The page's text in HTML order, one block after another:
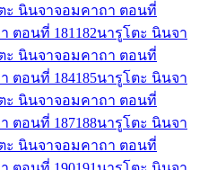
ะ นินจาจอมคาถา ตอนที่
ตอนที่ 181 182นารูโตะ นินจา
ะ นินจาจอมคาถา ตอนที่
ตอนที่ 184185นารูโตะ นินจา
ะ นินจาจอมคาถา ตอนที่
ตอนที่ 187188นารูโตะ นินจา
ะ นินจาจอมคาถา ตอนที่